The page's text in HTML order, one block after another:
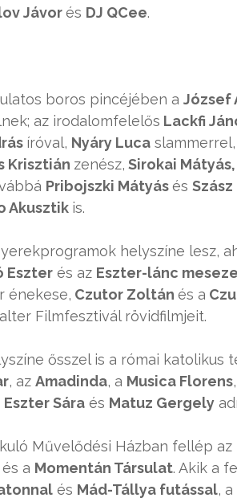
Jávorés DJ QCee.
boros pincéjében a József
az irodalomfelelős Lackfi
íróval, Nyáry Luca
Krisztián zenész, Sirokai Mátyás,
Pribojszki Mátyásés
Akusztik is.
helyszíne lesz,
Eszter és az Eszter-lánc
énekese, Czutor Zoltán és a
Filmfesztivál rövidfilmjeit.
ősszel is a római katolikus
, az Amadinda, a Musica Florens
Eszter Sára és Matuz Gergely
Művelődési Házban fellép az
és a Momentán Társulat. Akik a
és Mád-Tállya futással,